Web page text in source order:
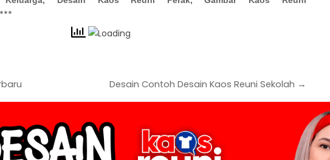
Desain Contoh Desain Kaos Reuni Sekolah →